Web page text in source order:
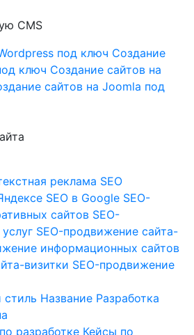
CMS
под ключ Создание
ключ Создание сайтов на
сайтов на Joomla под
реклама SEO
SEO в Google SEO-
сайтов SEO-
SEO-продвижение сайта-
информационных сайтов
визитки SEO-продвижение
Название Разработка
разработке Кейсы по